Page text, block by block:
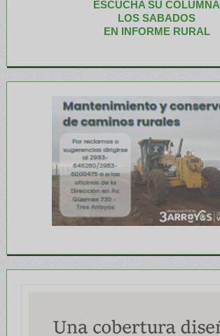
ESCUCHA SU COLUMNA
LOS SABADOS
EN INFORME RURAL